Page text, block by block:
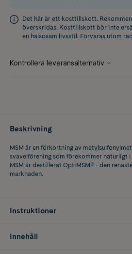
Det här är ett kosttillskott.
överskridas. Kosttillskott bör inte
en hälsosam livsstil. Förvaras utom
Beskrivning
MSM är en förkortning av
svavelförening som förekommer naturligt
MSM är destillerat OptiMSM® - den
marknaden.
Instruktioner
Innehåll